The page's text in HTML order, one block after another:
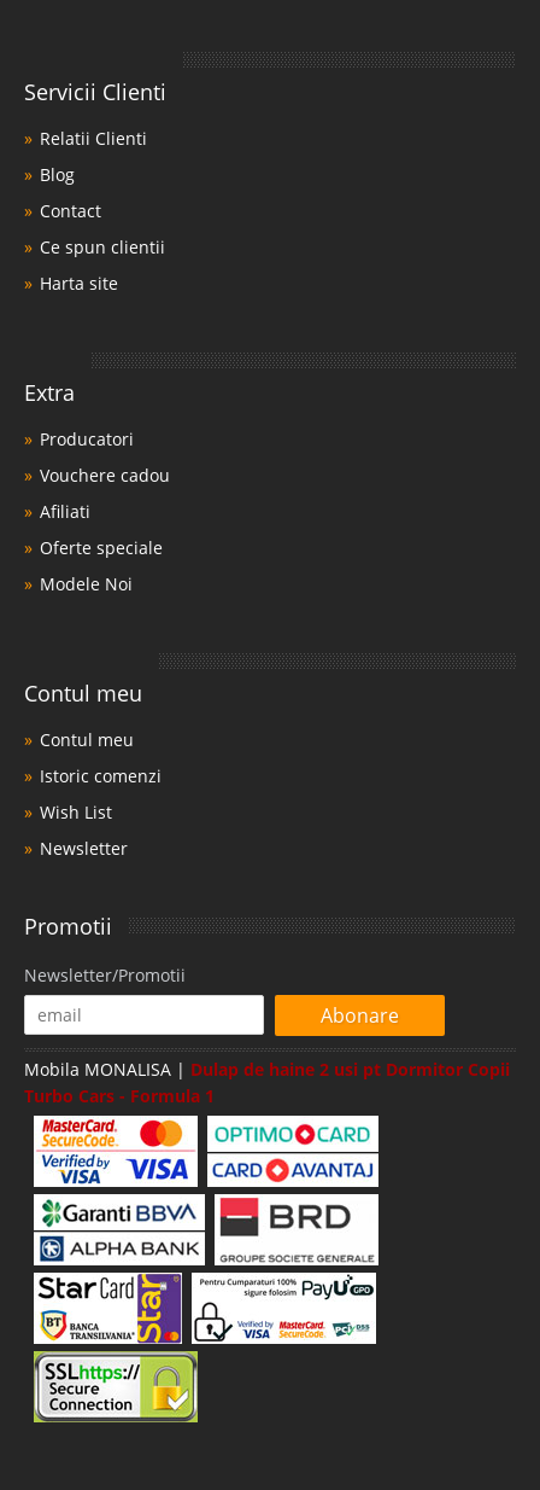
Servicii Clienti
Relatii Clienti
Blog
Contact
Ce spun clientii
Harta site
Extra
Producatori
Vouchere cadou
Afiliati
Oferte speciale
Modele Noi
Contul meu
Contul meu
Istoric comenzi
Wish List
Newsletter
Promotii
Newsletter/Promotii
Abonare
Mobila MONALISA | Dulap de haine 2 usi pt Dormitor Copii
Turbo Cars - Formula 1